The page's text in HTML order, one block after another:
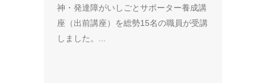
神・発達障がいしごとサポーター養成講
座（出前講座）を総勢15名の職員が受講
しました。...